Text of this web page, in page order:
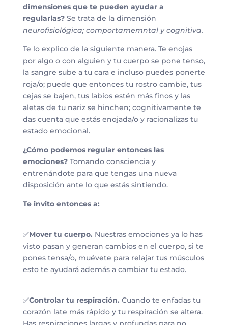
dimensiones que te pueden ayudar a
regularlas? Se trata de la dimensión
neurofisiológica; comportamemntal y cognitiva.
Te lo explico de la siguiente manera. Te enojas
por algo o con alguien y tu cuerpo se pone tenso,
la sangre sube a tu cara e incluso puedes ponerte
roja/o; puede que entonces tu rostro cambie, tus
cejas se bajen, tus labios estén más finos y las
aletas de tu nariz se hinchen; cognitivamente te
das cuenta que estás enojada/o y racionalizas tu
estado emocional.
¿Cómo podemos regular entonces las
emociones? Tomando consciencia y
entrenándote para que tengas una nueva
disposición ante lo que estás sintiendo.
Te invito entonces a:
✅Mover tu cuerpo. Nuestras emociones ya lo has
visto pasan y generan cambios en el cuerpo, si te
pones tensa/o, muévete para relajar tus músculos
esto te ayudará además a cambiar tu estado.
✅Controlar tu respiración. Cuando te enfadas tu
corazón late más rápido y tu respiración se altera.